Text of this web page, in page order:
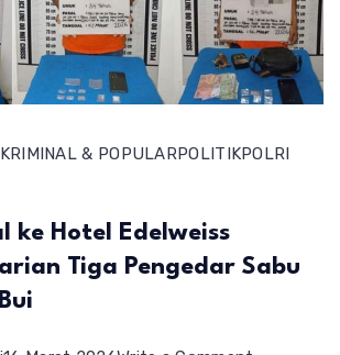
KRIMINAL & POPULARPOLITIKPOLRI
ke Hotel Edelweiss
Tiga Pengedar Sabu